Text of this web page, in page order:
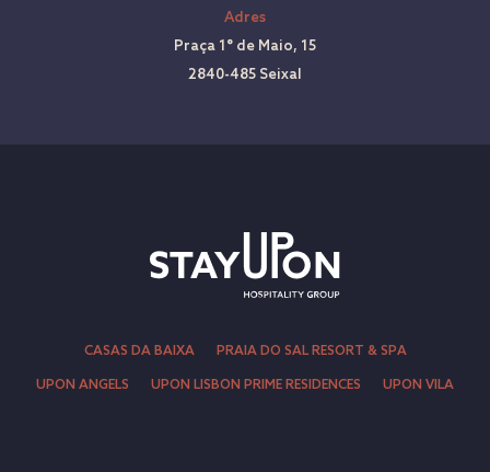
Adres
Praça 1° de Maio, 15
2840-485 Seixal
CASAS DA BAIXA PRAIA DO SAL RESORT & SPA
UPON ANGELS UPON LISBON PRIME RESIDENCES UPON VILA